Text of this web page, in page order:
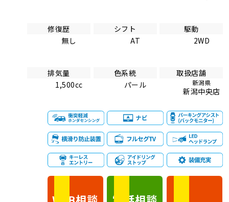
修復歴
無し
シフト
AT
駆動
2WD
排気量
1,500cc
色系統
パール
取扱店舗
新潟県
新潟中央店